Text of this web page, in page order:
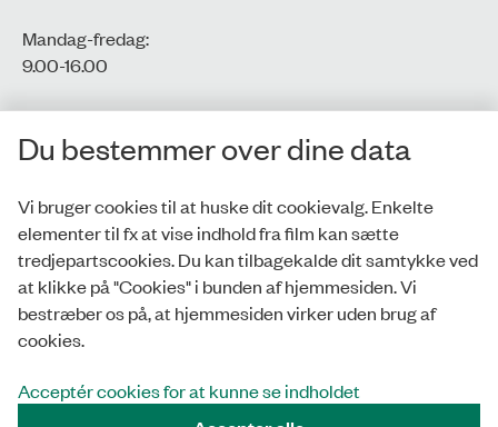
Mandag-fredag:
9.00-16.00​
CVR-nr.: 77806113
EAN-nr.: 5798000016002
Privatlivspolitik
Whistleblowerordning
Tilgængelighedserklæring
Du bestemmer over dine data
Vi bruger cookies til at huske dit cookievalg. Enkelte
elementer til fx at vise indhold fra film kan sætte
tredjepartscookies. Du kan tilbagekalde dit samtykke ved
at klikke på "Cookies" i bunden af hjemmesiden. Vi
bestræber os på, at hjemmesiden virker uden brug af
cookies.
Acceptér cookies for at kunne se indholdet